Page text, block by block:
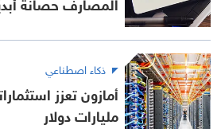
ذكاء اصطناعي
مليارات دولار